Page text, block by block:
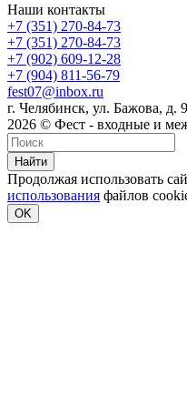
Наши контакты
+7 (351) 270-84-73
+7 (351) 270-84-73
+7 (902) 609-12-28
+7 (904) 811-56-79
fest07@inbox.ru
г. Челябинск, ул. Бажова, д.
2026 © Фест - входные и
Найти
Продолжая использовать
использования файлов
OK